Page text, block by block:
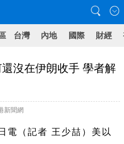
台灣 內地 國際 財經
還沒在伊朗收手 學者解
新聞網
電（記者 王少喆）美以